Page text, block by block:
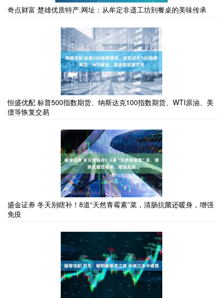
奇点财富 楚雄优质特产.网址：从牟定非遗工坊到餐桌的美味传承
恒盛优配 标普500指数期货、纳斯达克100指数期货、WTI原油、美
债等恢复交易
盛金证券 冬天别瞎补！8道“天然青霉素”菜，清肠抗菌还暖身，增强
免疫